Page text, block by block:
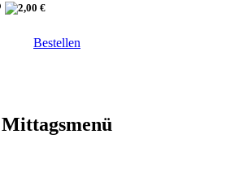
2,00 €
Bestellen
Mittagsmenü